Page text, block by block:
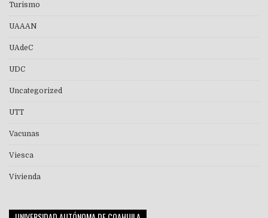
Turismo
UAAAN
UAdeC
UDC
Uncategorized
UTT
Vacunas
Viesca
Vivienda